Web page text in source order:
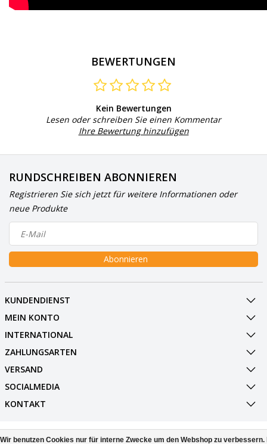
BEWERTUNGEN
Kein Bewertungen
Lesen oder schreiben Sie einen Kommentar
Ihre Bewertung hinzufügen
RUNDSCHREIBEN ABONNIEREN
Registrieren Sie sich jetzt für weitere Informationen oder
neue Produkte
Abonnieren
KUNDENDIENST
MEIN KONTO
INTERNATIONAL
ZAHLUNGSARTEN
VERSAND
SOCIALMEDIA
KONTAKT
© Copyright 2026 BowlingShopEurope
Wir benutzen Cookies nur für interne Zwecke um den Webshop zu